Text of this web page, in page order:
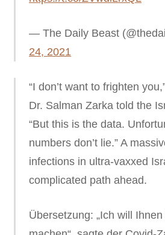
— The Daily Beast
24, 2021
“I don’t want to frighten
Dr. Salman Zarka told the
“But this is the data.
numbers don’t lie.” A
infections in ultra-vaxxed
complicated path ahead.
Übersetzung: „Ich will